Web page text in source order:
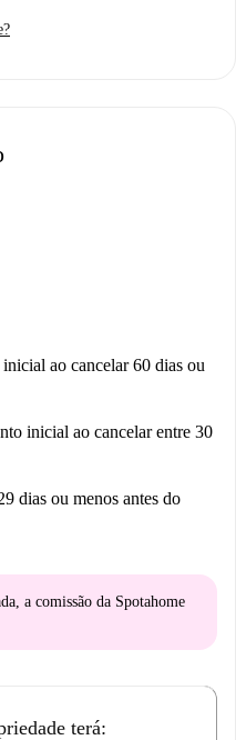
inicial ao cancelar 60 dias ou
inicial ao cancelar entre 30
dias ou menos antes do
a comissão da Spotahome
terá: